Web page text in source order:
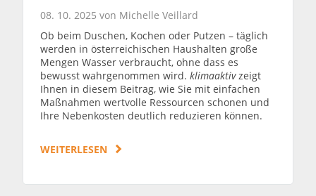
08. 10. 2025 von Michelle Veillard
Ob beim Duschen, Kochen oder Putzen – täglich
werden in österreichischen Haushalten große
Mengen Wasser verbraucht, ohne dass es
bewusst wahrgenommen wird. klimaaktivzeigt
Ihnen in diesem Beitrag, wie Sie mit einfachen
Maßnahmen wertvolle Ressourcen schonen und
Ihre Nebenkosten deutlich reduzieren können.
WEITERLESEN